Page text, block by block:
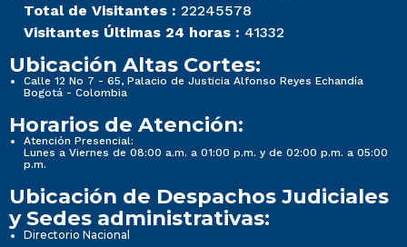
Total de Visitantes : 22245578
Visitantes Últimas 24 horas : 41332
Ubicación Altas Cortes:
Calle 12 No 7 - 65, Palacio de Justicia Alfonso Reyes Echandía
Bogotá - Colombia
Horarios de Atención:
Atención Presencial:
Lunes a Viernes de 08:00 a.m. a 01:00 p.m. y de 02:00 p.m. a 05:00
p.m.
Ubicación de Despachos Judiciales
y Sedes administrativas:
Directorio Nacional